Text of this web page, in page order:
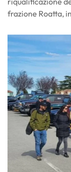
frazione Roatta,